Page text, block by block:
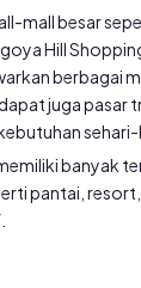
mall besar
Hill
berbagai
juga pasar
sehari-
banyak
pantai,